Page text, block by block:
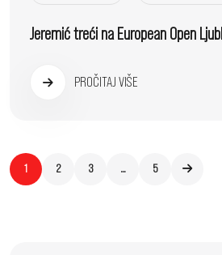
Jeremić treći na European Open
PROČITAJ VIŠE
1 2 3 … 5